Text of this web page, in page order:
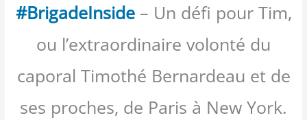
#BrigadeInside– Un défi pour Tim,
ou l’extraordinaire volonté du
caporal Timothé Bernardeau et de
ses proches, de Paris à New York.